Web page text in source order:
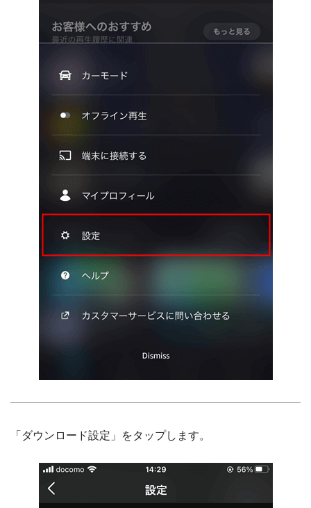
「ダウンロード設定」をタップします。